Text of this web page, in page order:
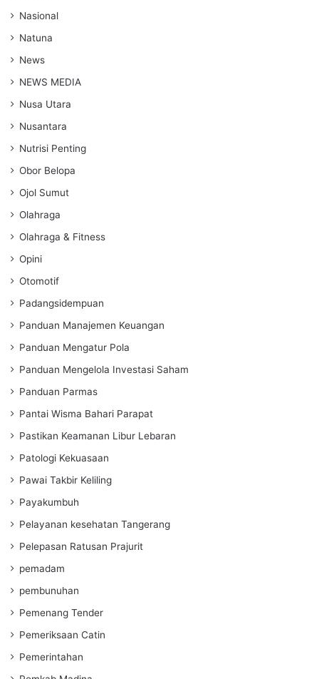
Nasional
Natuna
News
NEWS MEDIA
Nusa Utara
Nusantara
Nutrisi Penting
Obor Belopa
Ojol Sumut
Olahraga
Olahraga & Fitness
Opini
Otomotif
Padangsidempuan
Panduan Manajemen Keuangan
Panduan Mengatur Pola
Panduan Mengelola Investasi Saham
Panduan Parmas
Pantai Wisma Bahari Parapat
Pastikan Keamanan Libur Lebaran
Patologi Kekuasaan
Pawai Takbir Keliling
Payakumbuh
Pelayanan kesehatan Tangerang
Pelepasan Ratusan Prajurit
pemadam
pembunuhan
Pemenang Tender
Pemeriksaan Catin
Pemerintahan